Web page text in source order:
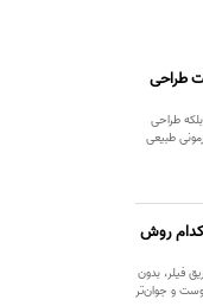
طراحی
طراحی
طبیعی
بدون جراحی در ۲۰۲۶؛ کدام روش
فیلر، بدون
و جوان‌تر